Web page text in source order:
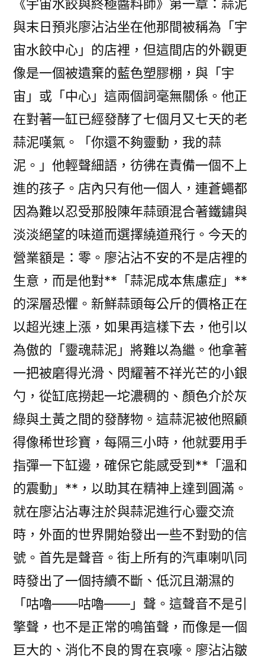
《宇宙水餃與終極醬料師》第一章：蒜泥
與末日預兆廖沾沾坐在他那間被稱為「宇
宙水餃中心」的店裡，但這間店的外觀更
像是一個被遺棄的藍色塑膠棚，與「宇
宙」或「中心」這兩個詞毫無關係。他正
在對著一缸已經發酵了七個月又七天的老
蒜泥嘆氣。「你還不夠靈動，我的蒜
泥。」他輕聲細語，彷彿在責備一個不上
進的孩子。店內只有他一個人，連蒼蠅都
因為難以忍受那股陳年蒜頭混合著鐵鏽與
淡淡絕望的味道而選擇繞道飛行。今天的
營業額是：零。廖沾沾不安的不是店裡的
生意，而是他對**「蒜泥成本焦慮症」**
的深層恐懼。新鮮蒜頭每公斤的價格正在
以超光速上漲，如果再這樣下去，他引以
為傲的「靈魂蒜泥」將難以為繼。他拿著
一把被磨得光滑、閃耀著不祥光芒的小銀
勺，從缸底撈起一坨濃稠的、顏色介於灰
綠與土黃之間的發酵物。這蒜泥被他照顧
得像稀世珍寶，每隔三小時，他就要用手
指彈一下缸邊，確保它能感受到**「溫和
的震動」**，以助其在精神上達到圓滿。
就在廖沾沾專注於與蒜泥進行心靈交流
時，外面的世界開始發出一些不對勁的信
號。首先是聲音。街上所有的汽車喇叭同
時發出了一個持續不斷、低沉且潮濕的
「咕嚕——咕嚕——」聲。這聲音不是引
擎聲，也不是正常的鳴笛聲，而像是一個
巨大的、消化不良的胃在哀嚎。廖沾沾皺